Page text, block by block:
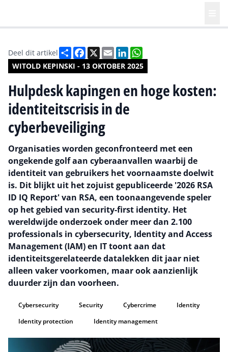
WITOLD KEPINSKI - 13 OKTOBER 2025
Deel dit artikel DeelFacebook
X EmailLinkedIn
Hulpdesk kapingen en hoge kosten:
identiteitscrisis in de
cyberbeveiliging
Organisaties worden geconfronteerd met een
ongekende golf aan cyberaanvallen waarbij de
identiteit van gebruikers het voornaamste doelwit
is. Dit blijkt uit het zojuist gepubliceerde '2026 RSA
ID IQ Report' van RSA, een toonaangevende speler
op het gebied van security-first identity. Het
wereldwijde onderzoek onder meer dan 2.100
professionals in cybersecurity, Identity and Access
Management (IAM) en IT toont aan dat
identiteitsgerelateerde datalekken dit jaar niet
alleen vaker voorkomen, maar ook aanzienlijk
duurder zijn dan voorheen.
Cybersecurity Security Cybercrime
Identity
Identity protection
Identity management